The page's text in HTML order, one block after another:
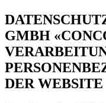
GMBH
DER WEBSITE